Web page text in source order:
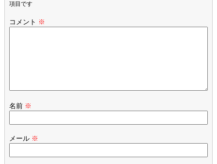
項目です
コメント ※
名前 ※
メール ※